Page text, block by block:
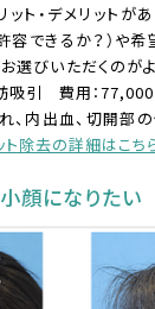
ト・デメリットが
容できるか？）や
選びいただくのが
吸引 費用：
、内出血、切開部
ト除去の詳細はこち
顔になりたい